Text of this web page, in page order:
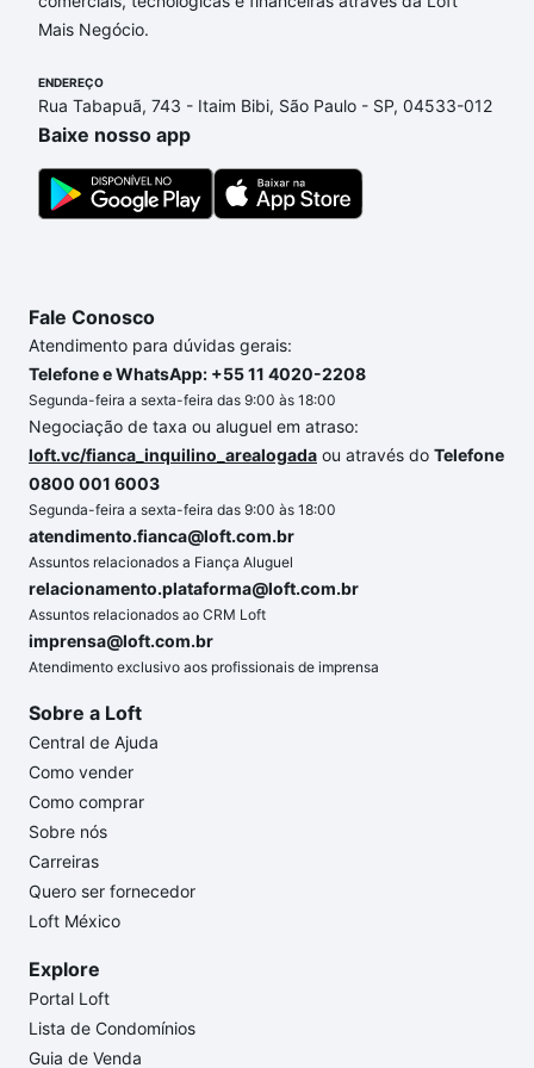
nossas opções de financiamento imobiliário as
ainda tem alguma dúvida dos custos envolvidos no
processo de compra, veja em nosso portal quanto
custa comprar um apartamento
gente para comprar o imóvel dos seus sonhos com
segurança e conforto. Loft, com você até as
Mais Negócio.
ENDEREÇO
Rua Tabapuã, 743 - Itaim Bibi, São Paulo - SP, 04533-012
Baixe nosso app
Fale Conosco
Atendimento para dúvidas gerais:
Telefone e WhatsApp: +55 11 4020-2208
Segunda-feira a sexta-feira das 9:00 às 18:00
Negociação de taxa ou aluguel em atraso:
loft.vc/fianca_inquilino_arealogada ou através do Telefone
0800 001 6003
Segunda-feira a sexta-feira das 9:00 às 18:00
atendimento.fianca@loft.com.br
Assuntos relacionados a Fiança Aluguel
relacionamento.plataforma@loft.com.br
Assuntos relacionados ao CRM Loft
imprensa@loft.com.br
Atendimento exclusivo aos profissionais de imprensa
Sobre a Loft
Central de Ajuda
Como vender
Como comprar
Sobre nós
Carreiras
Quero ser fornecedor
Loft México
Explore
Portal Loft
Lista de Condomínios
Guia de Venda